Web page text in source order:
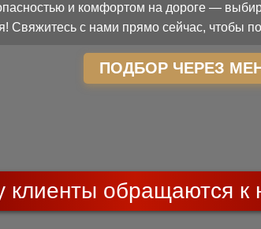
и комфортом на дороге —
Свяжитесь с нами прямо сейчас, чтобы
ПОДБОР ЧЕРЕЗ
клиенты обращаются к